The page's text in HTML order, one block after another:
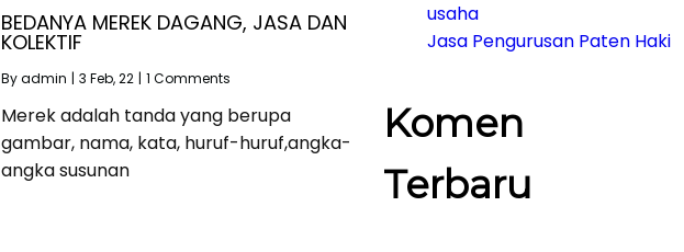
BEDANYA MEREK DAGANG, JASA DAN
KOLEKTIF
Byadmin | 3 Feb, 22 | 1 Comments
Merek adalah tanda yang berupa
gambar, nama, kata, huruf-huruf,angka-
angka susunan
usaha
Jasa Pengurusan Paten Haki
Komen
Terbaru